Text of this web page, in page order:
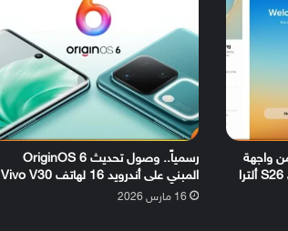
واجهة
رسمياً.. وصول تحديث OriginOS 6
المبني على أندرويد 16 لهاتف Vivo V30
16 مارس 2026